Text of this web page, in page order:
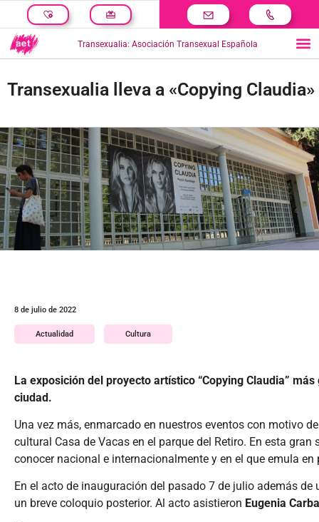
Transexualia: Asociación Transexual Española
Transexualia lleva a «Copying
8 de julio de 2022
Actualidad Cultura
La exposición del proyecto artístico “Copying Claudia”
ciudad.
Una vez más, enmarcado en nuestros eventos con motivo
cultural Casa de Vacas en el parque del Retiro. En esta
conocer nacional e internacionalmente y en el que emula
En el acto de inauguración del pasado 7 de julio además
un breve coloquio posterior. Al acto asistieron Eugenia